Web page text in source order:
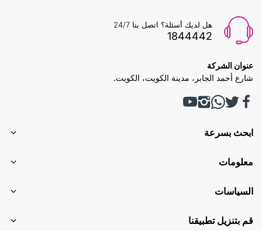
هل لديك أسئلة؟ اتصل بنا 24/7
1844442
عنوان الشركة
شارع أحمد الجابر، مدينة الكويت، الكويت.
ابحث بسرعة
معلومات
السياسات
قم بتنزيل تطبيقنا